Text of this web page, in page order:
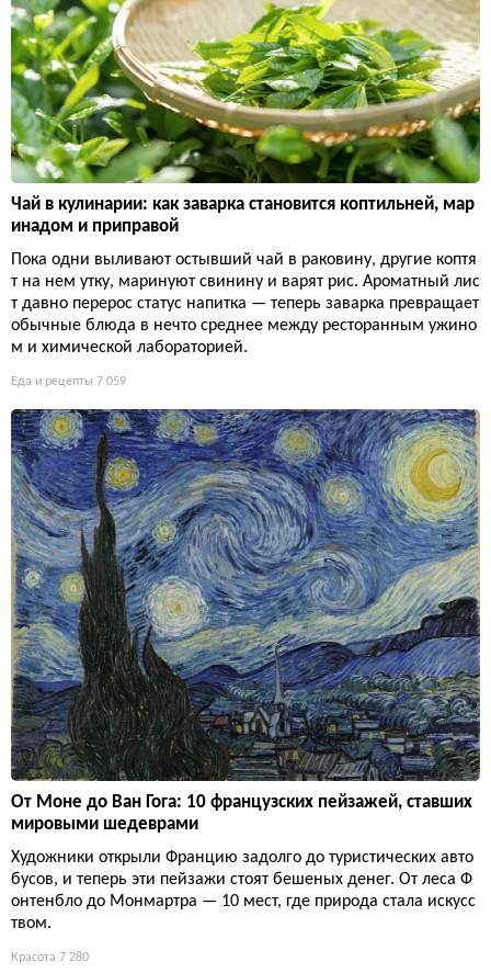
Чай в кулинарии: как заварка становится коптильней, мар
инадом и приправой
Пока одни выливают остывший чай в раковину, другие коптя
т на нем утку, маринуют свинину и варят рис. Ароматный лис
т давно перерос статус напитка — теперь заварка превращает
обычные блюда в нечто среднее между ресторанным ужино
м и химической лабораторией.
Еда и рецепты 7 059
От Моне до Ван Гога: 10 французских пейзажей, ставших
мировыми шедеврами
Художники открыли Францию задолго до туристических авто
бусов, и теперь эти пейзажи стоят бешеных денег. От леса Ф
онтенбло до Монмартра — 10 мест, где природа стала искусс
твом.
Красота 7 280